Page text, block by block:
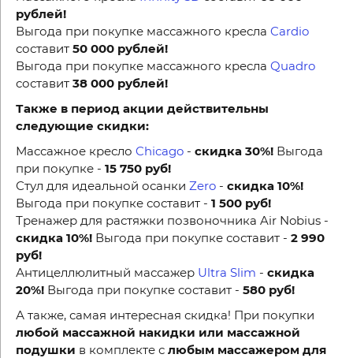
рублей!
Выгода при покупке массажного кресла Cardio
составит 50 000 рублей!
Выгода при покупке массажного кресла Quadro
составит 38 000 рублей!
Также в период акции действительны
следующие скидки:
Массажное кресло Chicago - скидка 30%! Выгода
при покупке - 15 750 руб!
Стул для идеальной осанки Zero - скидка 10%!
Выгода при покупке составит - 1 500 руб!
Тренажер для растяжки позвоночника Air Nobius -
скидка 10%! Выгода при покупке составит - 2 990
руб!
Антицеллюлитный массажер Ultra Slim - скидка
20%! Выгода при покупке составит - 580 руб!
А также, самая интересная скидка! При покупки
любой массажной накидки или массажной
подушки в комплекте с любым массажером для